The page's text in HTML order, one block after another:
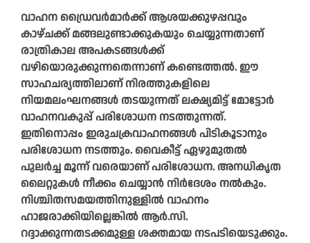
വാഹന ഡ്രൈവർമാർക്ക് ആശയക്കുഴപ്പവും
കാഴ്ചക്ക് മങ്ങലുണ്ടാക്കുകയും ചെയ്യുന്നതാണ്
രാത്രികാല അപകടങ്ങൾക്ക്
വഴിയൊരുക്കുന്നതെന്നാണ് കണ്ടെത്തൽ. ഈ
സാഹചര്യത്തിലാണ് നിരത്തുകളിലെ
നിയമലംഘനങ്ങൾ തടയുന്നത് ലക്ഷ്യമിട്ട് മോട്ടോർ
വാഹനവകുപ്പ് പരിശോധന നടത്തുന്നത്.
ഇതിനൊപ്പം ഇരുചക്രവാഹനങ്ങൾ പിടികൂടാനും
പരിശോധന നടത്തും. വൈകീട്ട് ഏഴുമുതൽ
പുലർച്ച മൂന്ന് വരെയാണ് പരിശോധന. അനധികൃത
ലൈറ്റുകൾ നീക്കം ചെയ്യാൻ നിർദേശം നൽകും.
നിശ്ചിതസമയത്തിനുള്ളിൽ വാഹനം
ഹാജരാക്കിയില്ലെങ്കിൽ ആർ.സി.
റദ്ദാക്കുന്നതടക്കമുള്ള ശക്തമായ നടപടിയെടുക്കും.